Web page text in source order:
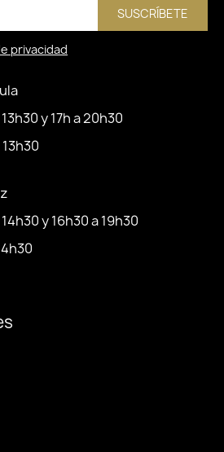
SUSCRÍBETE
privacidad
y 17h a 20h30
y 16h30 a 19h30